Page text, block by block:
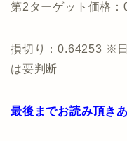
第2ターゲット価格
損切り：0.64253 ※
は要判断
最後までお読み頂き